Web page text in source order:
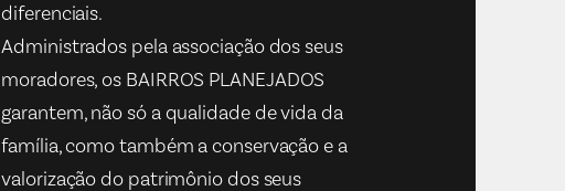
diferenciais.
Administrados pela associação dos seus
moradores, os BAIRROS PLANEJADOS
garantem, não só a qualidade de vida da
família, como também a conservação e a
valorização do patrimônio dos seus